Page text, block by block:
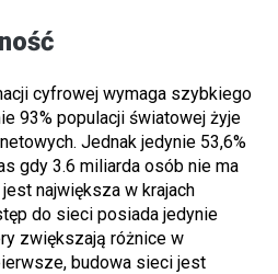
cyfrowej wymaga szybkiego
93% populacji światowej żyje
Jednak jedynie 53,6%
gdy 3.6 miliarda osób nie ma
największa w krajach
do sieci posiada jedynie
zwiększają różnice w
budowa sieci jest